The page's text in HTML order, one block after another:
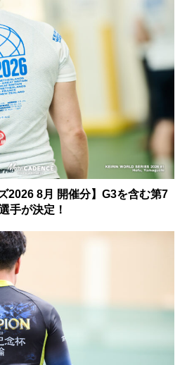
2026 8月 開催分】G3を含む第7
手が決定！